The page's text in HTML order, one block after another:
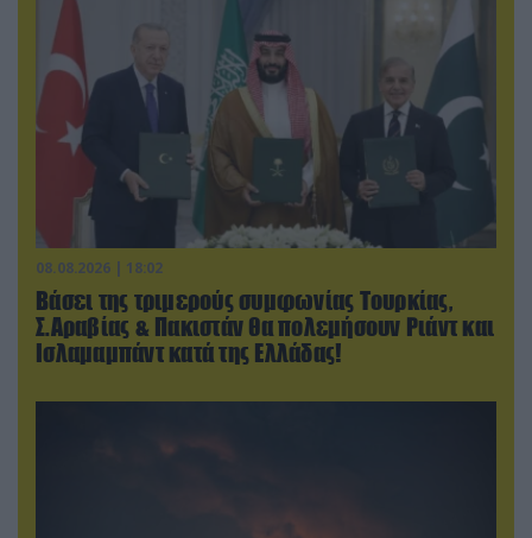
08.08.2026 | 18:02
Βάσει της τριμερούς συμφωνίας Τουρκίας,
Σ.Αραβίας & Πακιστάν θα πολεμήσουν Ριάντ και
Ισλαμαμπάντ κατά της Ελλάδας!